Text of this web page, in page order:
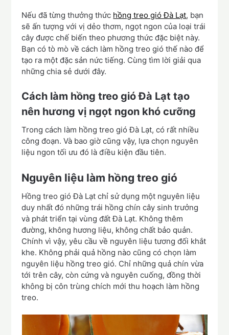
Nếu đã từng thưởng thức hồng treo gió Đà Lạt, bạn
sẽ ấn tượng với vị dẻo thơm, ngọt ngon của loại trái
cây được chế biến theo phương thức đặc biệt này.
Bạn có tò mò về cách làm hồng treo gió thế nào để
tạo ra một đặc sản nức tiếng. Cùng tìm lời giải qua
những chia sẻ dưới đây.
Cách làm hồng treo gió Đà Lạt tạo
nên hương vị ngọt ngon khó cưỡng
Trong cách làm hồng treo gió Đà Lạt, có rất nhiều
công đoạn. Và bao giờ cũng vậy, lựa chọn nguyên
liệu ngon tối ưu đó là điều kiện đầu tiên.
Nguyên liệu làm hồng treo gió
Hồng treo gió Đà Lạt chỉ sử dụng một nguyên liệu
duy nhất đó những trái hồng chín cây sinh trưởng
và phát triển tại vùng đất Đà Lạt. Không thêm
đường, không hương liệu, không chất bảo quản.
Chính vì vậy, yêu cầu về nguyên liệu tương đối khắt
khe. Không phải quả hồng nào cũng có chọn làm
nguyên liệu hồng treo gió. Chỉ những quả chín vừa
tới trên cây, còn cứng và nguyên cuống, đồng thời
không bị côn trùng chích mới thu hoạch làm hồng
treo.